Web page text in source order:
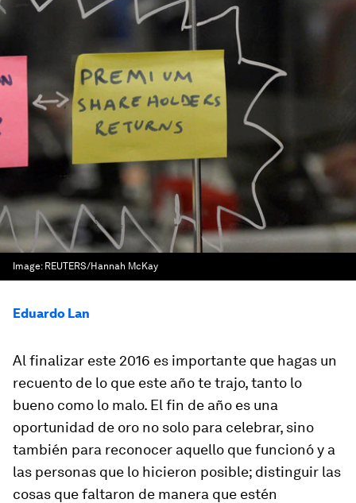
Image: REUTERS/Hannah McKay
Eduardo Lan
Al finalizar este 2016 es importante que hagas un
recuento de lo que este año te trajo, tanto lo
bueno como lo malo. El fin de año es una
oportunidad de oro no solo para celebrar, sino
también para reconocer aquello que funcionó y a
las personas que lo hicieron posible; distinguir las
cosas que faltaron de manera que estén